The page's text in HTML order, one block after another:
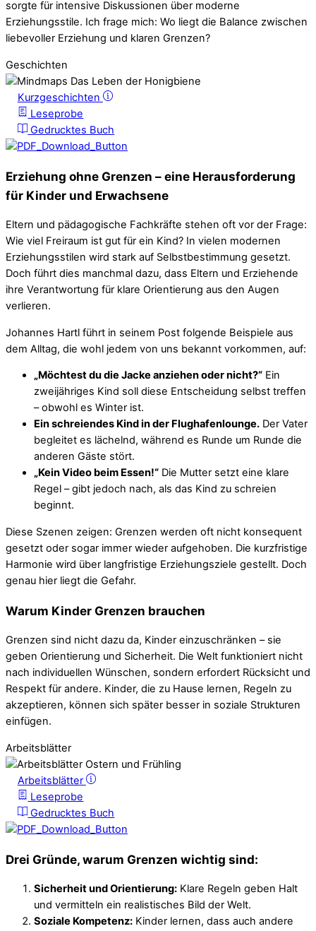
sorgte für intensive Diskussionen über moderne
Erziehungsstile. Ich frage mich: Wo liegt die Balance zwischen
liebevoller Erziehung und klaren Grenzen?
Geschichten
Kurzgeschichten
Leseprobe
Gedrucktes Buch
Erziehung ohne Grenzen – eine Herausforderung
für Kinder und Erwachsene
Eltern und pädagogische Fachkräfte stehen oft vor der Frage:
Wie viel Freiraum ist gut für ein Kind? In vielen modernen
Erziehungsstilen wird stark auf Selbstbestimmung gesetzt.
Doch führt dies manchmal dazu, dass Eltern und Erziehende
ihre Verantwortung für klare Orientierung aus den Augen
verlieren.
Johannes Hartl führt in seinem Post folgende Beispiele aus
dem Alltag, die wohl jedem von uns bekannt vorkommen, auf:
„Möchtest du die Jacke anziehen oder nicht?“ Ein
zweijähriges Kind soll diese Entscheidung selbst treffen
– obwohl es Winter ist.
Ein schreiendes Kind in der Flughafenlounge. Der Vater
begleitet es lächelnd, während es Runde um Runde die
anderen Gäste stört.
„Kein Video beim Essen!“ Die Mutter setzt eine klare
Regel – gibt jedoch nach, als das Kind zu schreien
beginnt.
Diese Szenen zeigen: Grenzen werden oft nicht konsequent
gesetzt oder sogar immer wieder aufgehoben. Die kurzfristige
Harmonie wird über langfristige Erziehungsziele gestellt. Doch
genau hier liegt die Gefahr.
Warum Kinder Grenzen brauchen
Grenzen sind nicht dazu da, Kinder einzuschränken – sie
geben Orientierung und Sicherheit. Die Welt funktioniert nicht
nach individuellen Wünschen, sondern erfordert Rücksicht und
Respekt für andere. Kinder, die zu Hause lernen, Regeln zu
akzeptieren, können sich später besser in soziale Strukturen
einfügen.
Arbeitsblätter
Arbeitsblätter
Leseprobe
Gedrucktes Buch
Drei Gründe, warum Grenzen wichtig sind:
Sicherheit und Orientierung: Klare Regeln geben Halt
und vermitteln ein realistisches Bild der Welt.
Soziale Kompetenz: Kinder lernen, dass auch andere